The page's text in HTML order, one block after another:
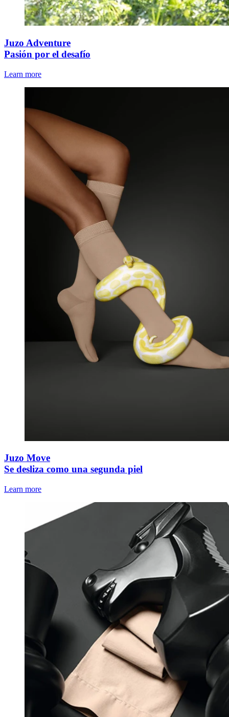
Juzo Adventure
Pasión por el desafío
Learn more
Juzo Move
Se desliza como una segunda piel
Learn more